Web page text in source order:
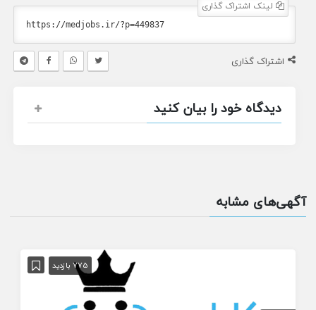
لینک اشتراک گذاری
اشتراک گذاری
دیدگاه خود را بیان کنید
آگهی‌های مشابه
775 بازدید